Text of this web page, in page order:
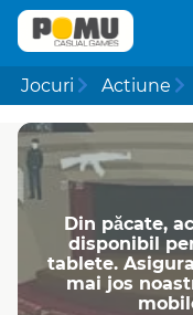
Jocuri Actiune
Din păcate,
disponibil
tablete.
mai jos